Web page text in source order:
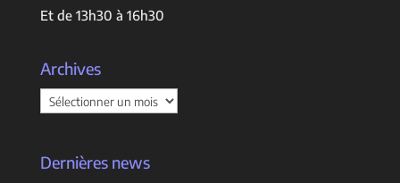
Et de 13h30 à 16h30
Archives
Archives
Dernières news